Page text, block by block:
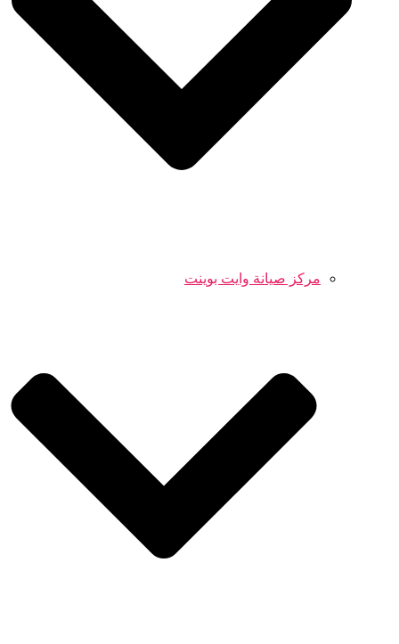
مركز صيانة وايت بوينت